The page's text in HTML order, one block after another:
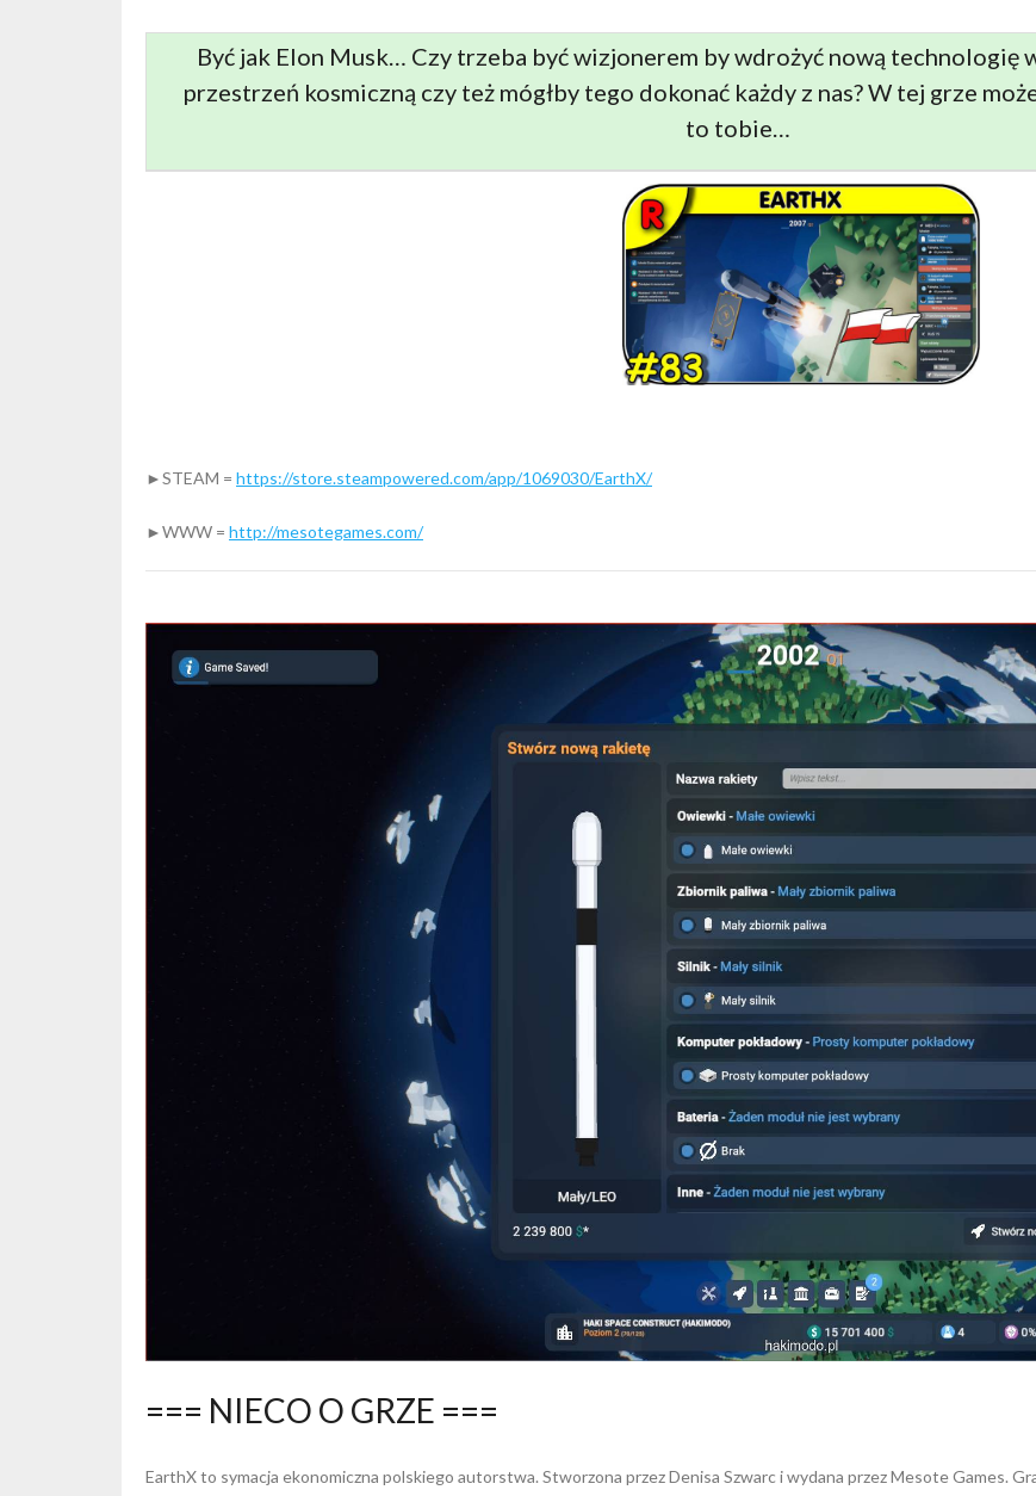
Być jak Elon Musk… Czy trzeba być wizjonerem by wdrożyć nową technologię
przestrzeń kosmiczną czy też mógłby tego dokonać każdy z nas? W tej grze
to tobie…
►STEAM = https://store.steampowered.com/app/1069030/EarthX/
►WWW = http://mesotegames.com/
=== NIECO O GRZE ===
EarthX to symacja ekonomiczna polskiego autorstwa. Stworzona przez Denisa Szwarc i wydana przez Mesote Games.